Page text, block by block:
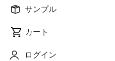
サンプル
カート
ログイン
2012年1月10日